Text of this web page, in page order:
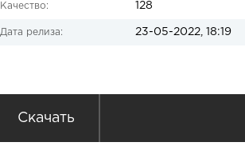
Качество: 128
Дата релиза: 23-05-2022, 18:19
Скачать